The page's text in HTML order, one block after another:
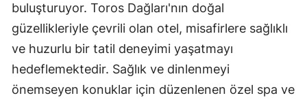
buluşturuyor. Toros Dağları'nın doğal
güzellikleriyle çevrili olan otel, misafirlere sağlıklı
ve huzurlu bir tatil deneyimi yaşatmayı
hedeflemektedir. Sağlık ve dinlenmeyi
önemseyen konuklar için düzenlenen özel spa ve